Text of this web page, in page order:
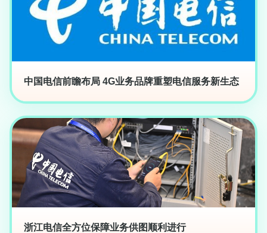
中国电信前瞻布局 4G业务品牌重塑电信服务新生态
浙江电信全方位保障业务供图顺利进行